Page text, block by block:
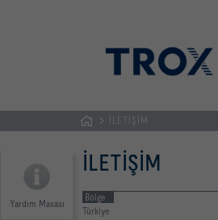
SAYFASI
İLETİŞİM
Yardım Masası
İLETİŞİM
Bölge
Türkiye